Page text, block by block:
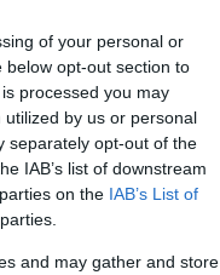
of your personal or
opt-out section to
processed you may
by us or personal
separately opt-out of the
IAB’s list of downstream
on the IAB’s List of
and may gather and store
,